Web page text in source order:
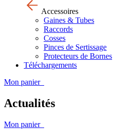
Accessoires
Gaines & Tubes
Raccords
Cosses
Pinces de Sertissage
Protecteurs de Bornes
Téléchargements
Mon panier
Actualités
Mon panier